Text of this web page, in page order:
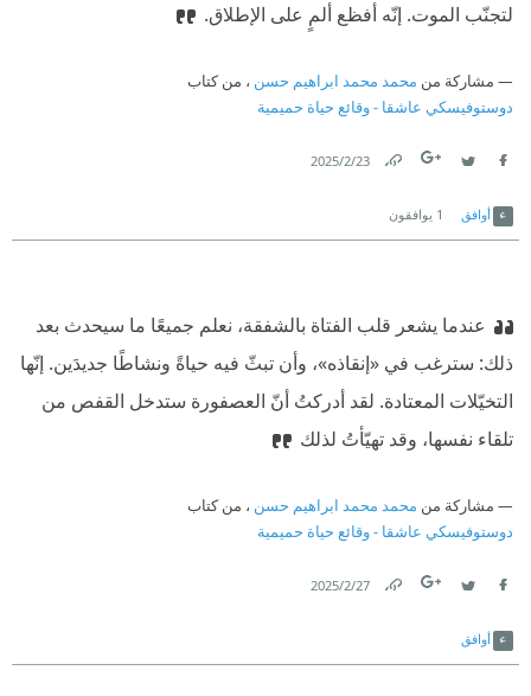
لتجنّب الموت. إنّه أفظع ألمٍ على الإطلاق.
مشاركة من محمد محمد ابراهيم حسن ، من كتاب
دوستوفيسكي عاشقا - وقائع حياة حميمية
23‏/2‏/2025
أوافق 1 يوافقون
عندما يشعر قلب الفتاة بالشفقة، نعلم جميعًا ما سيحدث بعد
ذلك: سترغب في «إنقاذه»، وأن تبثّ فيه حياةً ونشاطًا جديدَين. إنّها
التخيّلات المعتادة. لقد أدركتُ أنّ العصفورة ستدخل القفص من
تلقاء نفسها، وقد تهيّأتُ لذلك
مشاركة من محمد محمد ابراهيم حسن ، من كتاب
دوستوفيسكي عاشقا - وقائع حياة حميمية
27‏/2‏/2025
أوافق